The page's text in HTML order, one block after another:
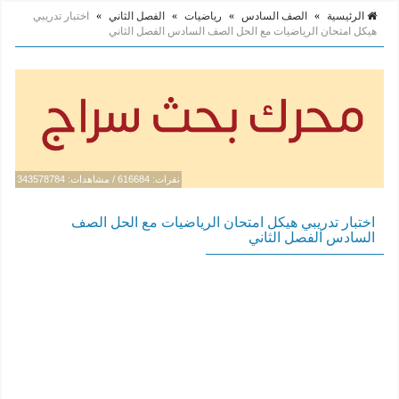
الرئيسية » الصف السادس » رياضيات » الفصل الثاني »
اختبار تدريبي
هيكل امتحان الرياضيات مع الحل الصف السادس الفصل الثاني
نقرات: 616684 / مشاهدات: 343578784
اختبار تدريبي هيكل امتحان الرياضيات مع الحل الصف
السادس الفصل الثاني